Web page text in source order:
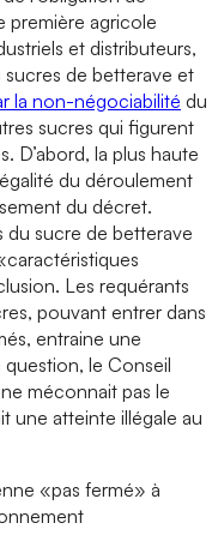
première agricole
et distributeurs,
sucres de betterave et
la non-négociabilité du
sucres qui figurent
D’abord, la plus haute
du déroulement
du décret.
du sucre de betterave
Les requérants
pouvant entrer dans
entraine une
le Conseil
méconnait pas le
une atteinte illégale au
«pas fermé» à